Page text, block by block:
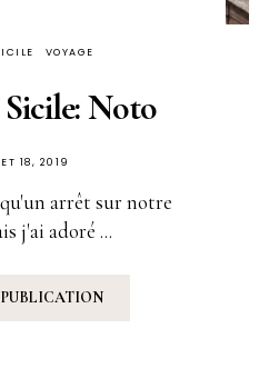
VOYAGE
Noto
18, 2019
arrêt sur notre
j'ai adoré ...